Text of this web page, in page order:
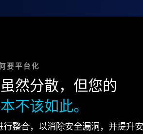
要平台化
然分散，但您的
不该如此。
整合，以消除安全漏洞，并提升